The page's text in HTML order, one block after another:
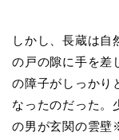
しかし、長蔵は自
の戸の隙に手を差
の障子がしっかり
なったのだった。
の男が玄関の雲壁